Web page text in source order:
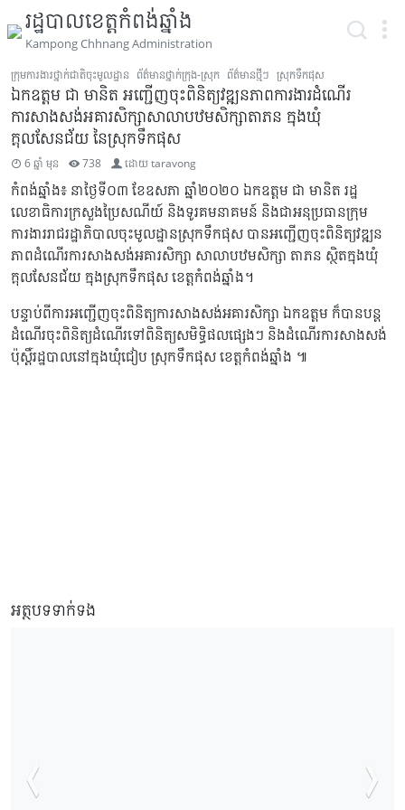
រដ្ឋបាលខេត្តកំពង់ឆ្នាំង
Kampong Chhnang Administration
ក្រុមការងារថ្នាក់ជាតិចុះមូលដ្ឋាន ព័ត៌មានថ្នាក់ក្រុង-ស្រុក ព័ត៌មានថ្មីៗ ស្រុកទឹកផុស
ឯកឧត្តម ជា មានិត អញ្ជើញចុះពិនិត្យវឌ្ឍនភាពការងារដំណើរ
ការសាងសង់អគារសិក្សាសាលាបឋមសិក្សាតាភន ក្នុងឃុំ
ក្តុលសែនជ័យ នៃស្រុកទឹកផុស
6 ឆ្នាំ មុន 738 ដោយtaravong
កំពង់ឆ្នាំង៖ នាថ្ងៃទី០៣ ខែឧសភា ឆ្នាំ២០២០ ឯកឧត្តម ជា មានិត រដ្ឋ
លេខាធិការក្រសួងប្រៃសណីយ៍ និងទូរគមនាគមន៍ និងជាអនុប្រធានក្រុម
ការងាររាជរដ្ឋាភិបាលចុះមូលដ្ឋានស្រុកទឹកផុស បានអញ្ជើញចុះពិនិត្យវឌ្ឍន
ភាពដំណើរការសាងសង់អគារសិក្សា សាលាបឋមសិក្សា តាភន ស្ថិតក្នុងឃុំ
ក្តុលសែនជ័យ ក្នុងស្រុកទឹកផុស ខេត្តកំពង់ឆ្នាំង។
បន្ទាប់ពីការអញ្ជើញចុះពិនិត្យការសាងសង់អគារសិក្សា ឯកឧត្ដម ក៏បានបន្ត
ដំណើរចុះពិនិត្យដំណើរទៅពិនិត្យសមិទ្ធិផលផ្សេងៗ និងដំណើរការសាងសង់
ប៉ុស្តិ៍រដ្ឋបាលនៅក្នុងឃុំជៀប ស្រុកទឹកផុស ខេត្តកំពង់ឆ្នាំង ៕
អត្ថបទទាក់ទង